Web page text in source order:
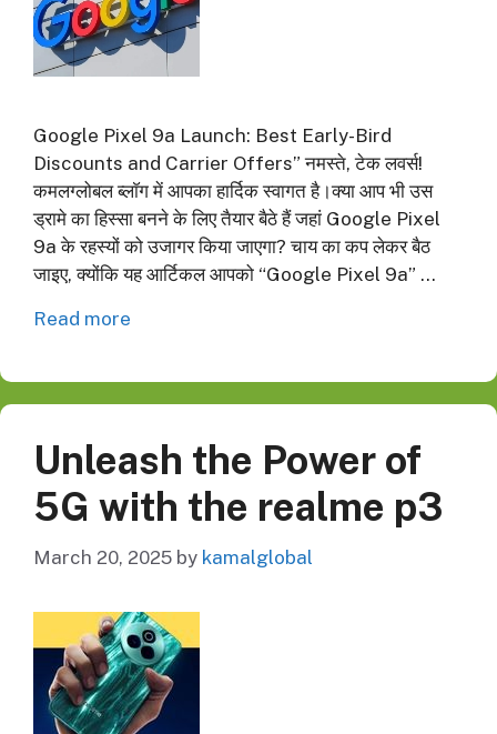
Google Pixel 9a Launch: Best Early-Bird
Discounts and Carrier Offers” नमस्ते, टेक लवर्स!
कमलग्लोबल ब्लाॅग में आपका हार्दिक स्वागत है।क्या आप भी उस
ड्रामे का हिस्सा बनने के लिए तैयार बैठे हैं जहां Google Pixel
9a के रहस्यों को उजागर किया जाएगा? चाय का कप लेकर बैठ
जाइए, क्योंकि यह आर्टिकल आपको “Google Pixel 9a” …
Read more
Unleash the Power of
5G with the realme p3
March 20, 2025 by kamalglobal